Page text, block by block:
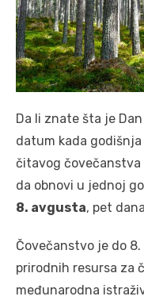
Da li znate šta je
datum kada
čitavog čovečanstva
da obnovi u jednoj
8. avgusta, pet
Čovečanstvo je do
prirodnih resursa za
međunarodna